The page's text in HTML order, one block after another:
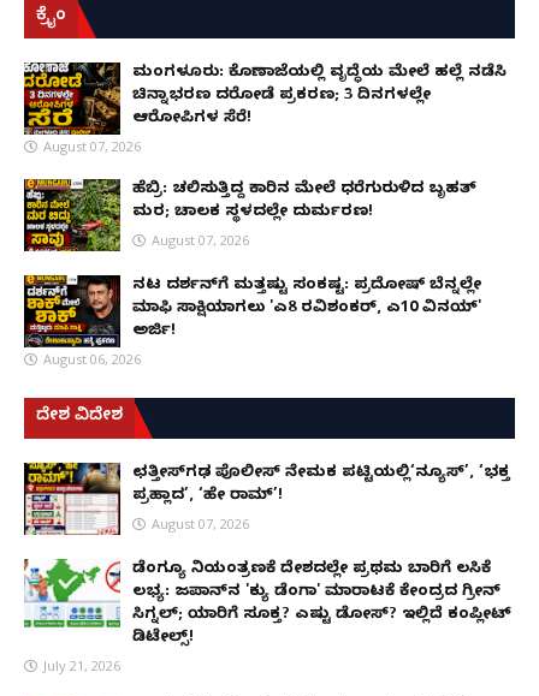
ಕ್ರೈಂ
ಮಂಗಳೂರು: ಕೊಣಾಜೆಯಲ್ಲಿ ವೃದ್ಧೆಯ ಮೇಲೆ ಹಲ್ಲೆ ನಡೆಸಿ
ಚಿನ್ನಾಭರಣ ದರೋಡೆ ಪ್ರಕರಣ; 3 ದಿನಗಳಲ್ಲೇ
ಆರೋಪಿಗಳ ಸೆರೆ!
August 07, 2026
ಹೆಬ್ರಿ: ಚಲಿಸುತ್ತಿದ್ದ ಕಾರಿನ ಮೇಲೆ ಧರೆಗುರುಳಿದ ಬೃಹತ್
ಮರ; ಚಾಲಕ ಸ್ಥಳದಲ್ಲೇ ದುರ್ಮರಣ!
August 07, 2026
ನಟ ದರ್ಶನ್‌ಗೆ ಮತ್ತಷ್ಟು ಸಂಕಷ್ಟ: ಪ್ರದೋಷ್ ಬೆನ್ನಲ್ಲೇ
ಮಾಫಿ ಸಾಕ್ಷಿಯಾಗಲು 'ಎ8 ರವಿಶಂಕರ್, ಎ10 ವಿನಯ್'
ಅರ್ಜಿ!
August 06, 2026
ದೇಶ ವಿದೇಶ
ಛತ್ತೀಸ್‌ಗಢ ಪೊಲೀಸ್ ನೇಮಕ ಪಟ್ಟಿಯಲ್ಲಿ‘ನ್ಯೂಸ್’, ‘ಭಕ್ತ
ಪ್ರಹ್ಲಾದ’, ‘ಹೇ ರಾಮ್’!
August 07, 2026
ಡೆಂಗ್ಯೂ ನಿಯಂತ್ರಣಕ್ಕೆ ದೇಶದಲ್ಲೇ ಪ್ರಥಮ ಬಾರಿಗೆ ಲಸಿಕೆ
ಲಭ್ಯ: ಜಪಾನ್‌ನ 'ಕ್ಯು ಡೆಂಗಾ' ಮಾರಾಟಕ್ಕೆ ಕೇಂದ್ರದ ಗ್ರೀನ್
ಸಿಗ್ನಲ್; ಯಾರಿಗೆ ಸೂಕ್ತ? ಎಷ್ಟು ಡೋಸ್? ಇಲ್ಲಿದೆ ಕಂಪ್ಲೀಟ್
ಡಿಟೇಲ್ಸ್!
July 21, 2026